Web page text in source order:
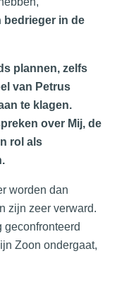
bedrieger in de
plannen, zelfs
van Petrus
te klagen.
over Mij, de
rol als
worden dan
zijn zeer verward.
geconfronteerd
Zoon ondergaat,